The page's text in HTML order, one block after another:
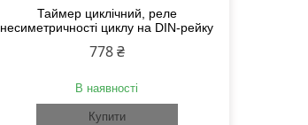
Таймер циклічний, реле
несиметричності циклу на DIN-рейку
778 ₴
В наявності
Купити